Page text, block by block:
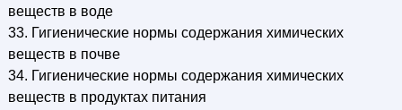
веществ в воде
33. Гигиенические нормы содержания химических
веществ в почве
34. Гигиенические нормы содержания химических
веществ в продуктах питания